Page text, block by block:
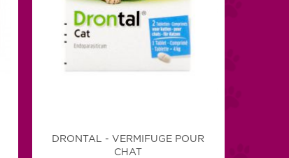
DRONTAL - VERMIFUGE POUR
CHAT